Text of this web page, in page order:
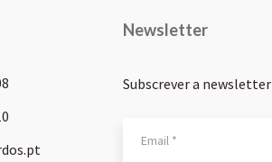
Newsletter
Subscrever a newsletter